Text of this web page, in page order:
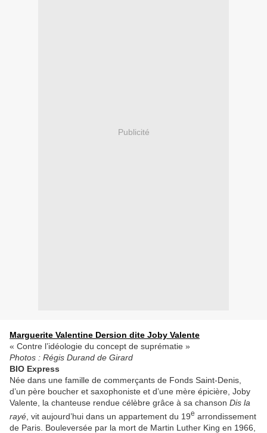
Publicité
Marguerite Valentine Dersion dite Joby Valente
« Contre l’idéologie du concept de suprématie »
Photos : Régis Durand de Girard
BIO Express
Née dans une famille de commerçants de Fonds Saint-Denis,
d’un père boucher et saxophoniste et d’une mère épicière, Joby
Valente, la chanteuse rendue célèbre grâce à sa chanson Dis la
rayé , vit aujourd’hui dans un appartement du 19e arrondissement
de Paris. Bouleversée par la mort de Martin Luther King en 1966,